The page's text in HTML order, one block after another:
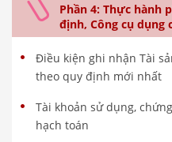
Phần 4: Thực hành
định, Công cụ dụng
Điều kiện ghi nhận Tài
theo quy định mới nhất
Tài khoản sử dụng,
hạch toán